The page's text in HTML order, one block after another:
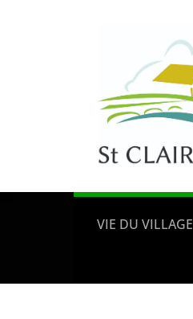
VIE DU VILLAGE